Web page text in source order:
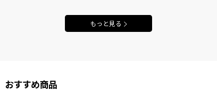
もっと見る
おすすめ商品